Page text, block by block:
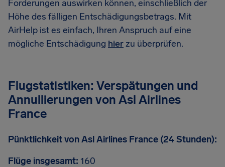
Forderungen auswirken können, einschließlich der
Höhe des fälligen Entschädigungsbetrags. Mit
AirHelp ist es einfach, Ihren Anspruch auf eine
mögliche Entschädigung hierzu überprüfen.
Flugstatistiken: Verspätungen und
Annullierungen von Asl Airlines
France
Pünktlichkeit von Asl Airlines France (24 Stunden):
Flüge insgesamt: 160